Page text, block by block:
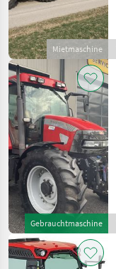
Mietmaschine
Gebrauchtmaschine